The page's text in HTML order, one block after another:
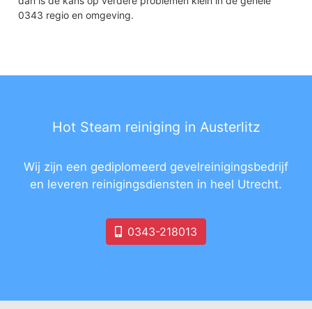
0343 regio en omgeving.
Hot Steam reiniging in Austerlitz
Wij zijn een gediplomeerd gevelreinigingsbedrijf
en leveren reinigingsdiensten in heel Utrecht.
0343-218013